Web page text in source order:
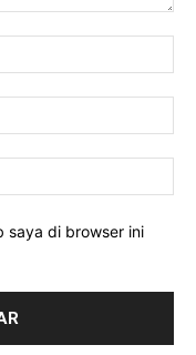
saya di browser ini